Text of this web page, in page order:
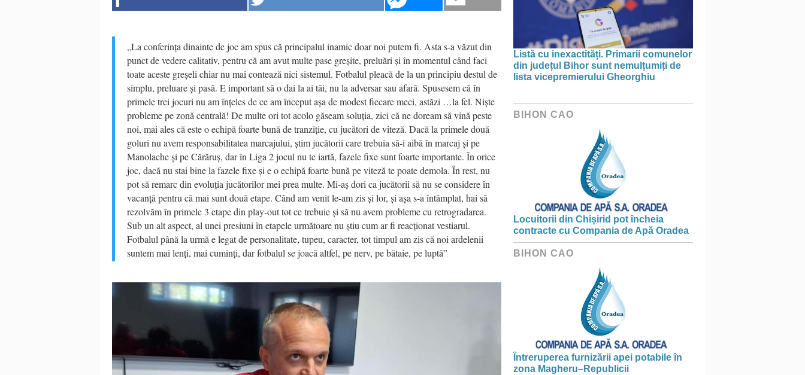
„La conferința dinainte de joc am spus că principalul inamic doar noi putem fi. Asta s-a văzut din
punct de vedere calitativ, pentru că am avut multe pase greșite, preluări și în momentul când faci
toate aceste greșeli chiar nu mai contează nici sistemul. Fotbalul pleacă de la un principiu destul de
simplu, preluare și pasă. E important să o dai la ai tăi, nu la adversar sau afară. Spusesem că în
primele trei jocuri nu am înțeles de ce am început așa de modest fiecare meci, astăzi …la fel. Niște
probleme pe zonă centrală! De multe ori tot acolo găseam soluția, zici că ne doream să vină peste
noi, mai ales că este o echipă foarte bună de tranziție, cu jucători de viteză. Dacă la primele două
goluri nu avem responsabilitatea marcajului, știm jucătorii care trebuia să-i aibă în marcaj și pe
Manolache și pe Cărăruș, dar în Liga 2 jocul nu te iartă, fazele fixe sunt foarte importante. În orice
joc, dacă nu stai bine la fazele fixe și e o echipă foarte bună pe viteză te poate demola. În rest, nu
pot să remarc din evoluția jucătorilor mei prea multe. Mi-aș dori ca jucătorii să nu se considere în
vacanță pentru că mai sunt două etape. Când am venit le-am zis și lor, și așa s-a întâmplat, hai să
rezolvăm în primele 3 etape din play-out tot ce trebuie și să nu avem probleme cu retrogradarea.
Sub un alt aspect, al unei presiuni în etapele următoare nu știu cum ar fi reacționat vestiarul.
Fotbalul până la urmă e legat de personalitate, tupeu, caracter, tot timpul am zis că noi ardelenii
suntem mai lenți, mai cuminți, dar fotbalul se joacă altfel, pe nerv, pe bătaie, pe luptă”
Listă cu inexactități. Primarii comunelor
din județul Bihor sunt nemulțumiți de
lista vicepremierului Gheorghiu
BIHON CAO
Locuitorii din Chișirid pot încheia
contracte cu Compania de Apă Oradea
BIHON CAO
Întreruperea furnizării apei potabile în
zona Magheru–Republicii